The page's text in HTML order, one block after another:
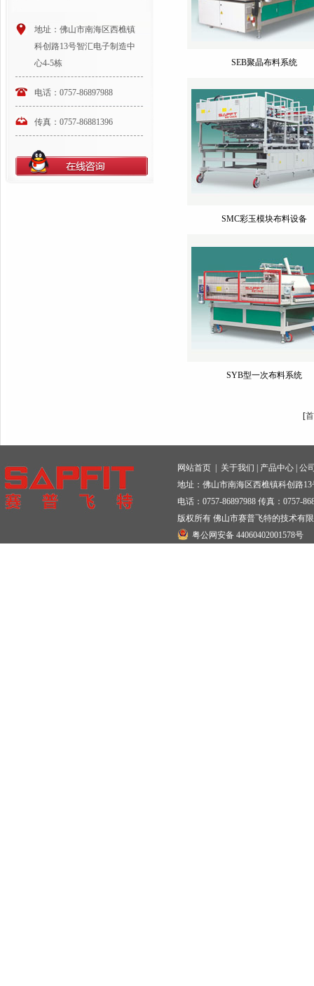
地址：佛山市南海区西樵镇
科创路13号智汇电子制造中
心4-5栋
电话：0757-86897988
传真：0757-86881396
SEB聚晶布料系统
SMC彩玉模块布料设备
SYB型一次布料系统
[
网站首页 关于我们 产品中心 公
地址：佛山市南海区西樵镇科创路
电话：0757-86897988 传真：0757-
版权所有 佛山市赛普飞特的技术有
粤公网安备 44060402001578号